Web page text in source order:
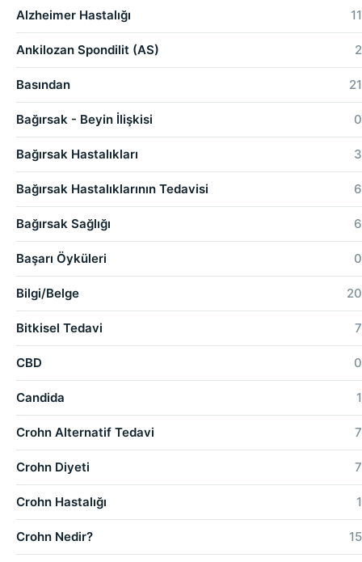
Alzheimer Hastalığı 11
Ankilozan Spondilit (AS) 2
Basından 21
Bağırsak - Beyin İlişkisi 0
Bağırsak Hastalıkları 3
Bağırsak Hastalıklarının Tedavisi 6
Bağırsak Sağlığı 6
Başarı Öyküleri 0
Bilgi/Belge 20
Bitkisel Tedavi 7
CBD 0
Candida 1
Crohn Alternatif Tedavi 7
Crohn Diyeti 7
Crohn Hastalığı 1
Crohn Nedir? 15